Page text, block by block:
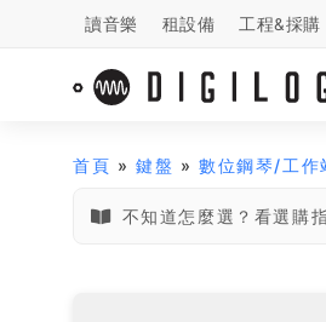
讀音樂 租設備 工程&採購
首頁 »鍵盤 »數位鋼琴/工作
不知道怎麼選？看選購